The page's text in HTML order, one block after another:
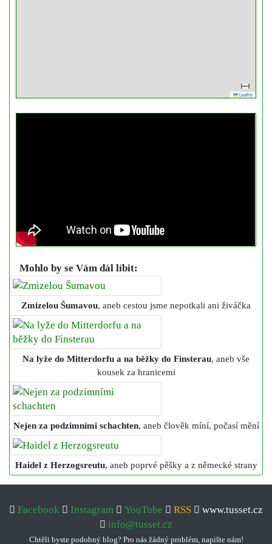
Leaflet
Mohlo by se Vám dál líbit:
Zmizelou Šumavou, aneb cestou jsme nepotkali ani živáčka
Na lyže do Mitterdorfu a na běžky do Finsterau, aneb vše
kousek za hranicemi
Nejen za podzimními schachten, aneb člověk míní, počasí mění
Haidel z Herzogsreutu, aneb poprvé pěšky a z německé strany
Facebook Instagram YouTube RSS
www.tusset.cz
info@tusset.cz
Chtěli byste podobný blog? Pro nás žádný problém, napište nám!